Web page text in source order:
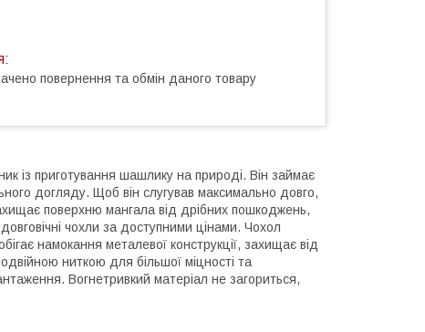
повернення та обмін даного товару
із приготування шашлику на природі. Він займає
догляду. Щоб він слугував максимально довго,
поверхню мангала від дрібних пошкоджень,
чохли за доступними цінами. Чохол
намокання металевої конструкції, захищає від
ниткою для більшої міцності та
Вогнетривкий матеріал не загориться,